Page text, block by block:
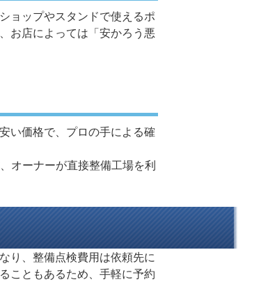
ョップやスタンドで使えるポ
お店によっては「安かろう悪
い価格で、プロの手による確
オーナーが直接整備工場を利
り、整備点検費用は依頼先に
こともあるため、手軽に予約